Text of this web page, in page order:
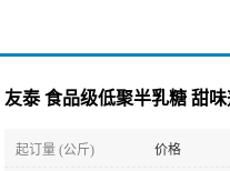
友泰 食品级低聚半乳糖 甜
起订量 (公斤) 价格